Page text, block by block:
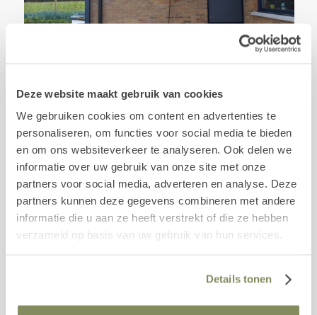
Deze website maakt gebruik van cookies
We gebruiken cookies om content en advertenties te
personaliseren, om functies voor social media te bieden
en om ons websiteverkeer te analyseren. Ook delen we
informatie over uw gebruik van onze site met onze
partners voor social media, adverteren en analyse. Deze
partners kunnen deze gegevens combineren met andere
informatie die u aan ze heeft verstrekt of die ze hebben
verzameld op basis van uw gebruik van hun services.
Details tonen